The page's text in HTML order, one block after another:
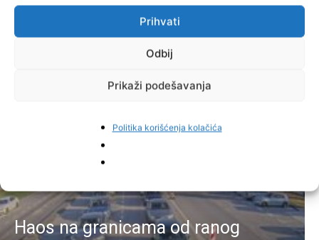
Prihvati
Odbij
Prikaži podešavanja
Politika korišćenja kolačića
Facebook Pinterest
Haos na granicama od ranog